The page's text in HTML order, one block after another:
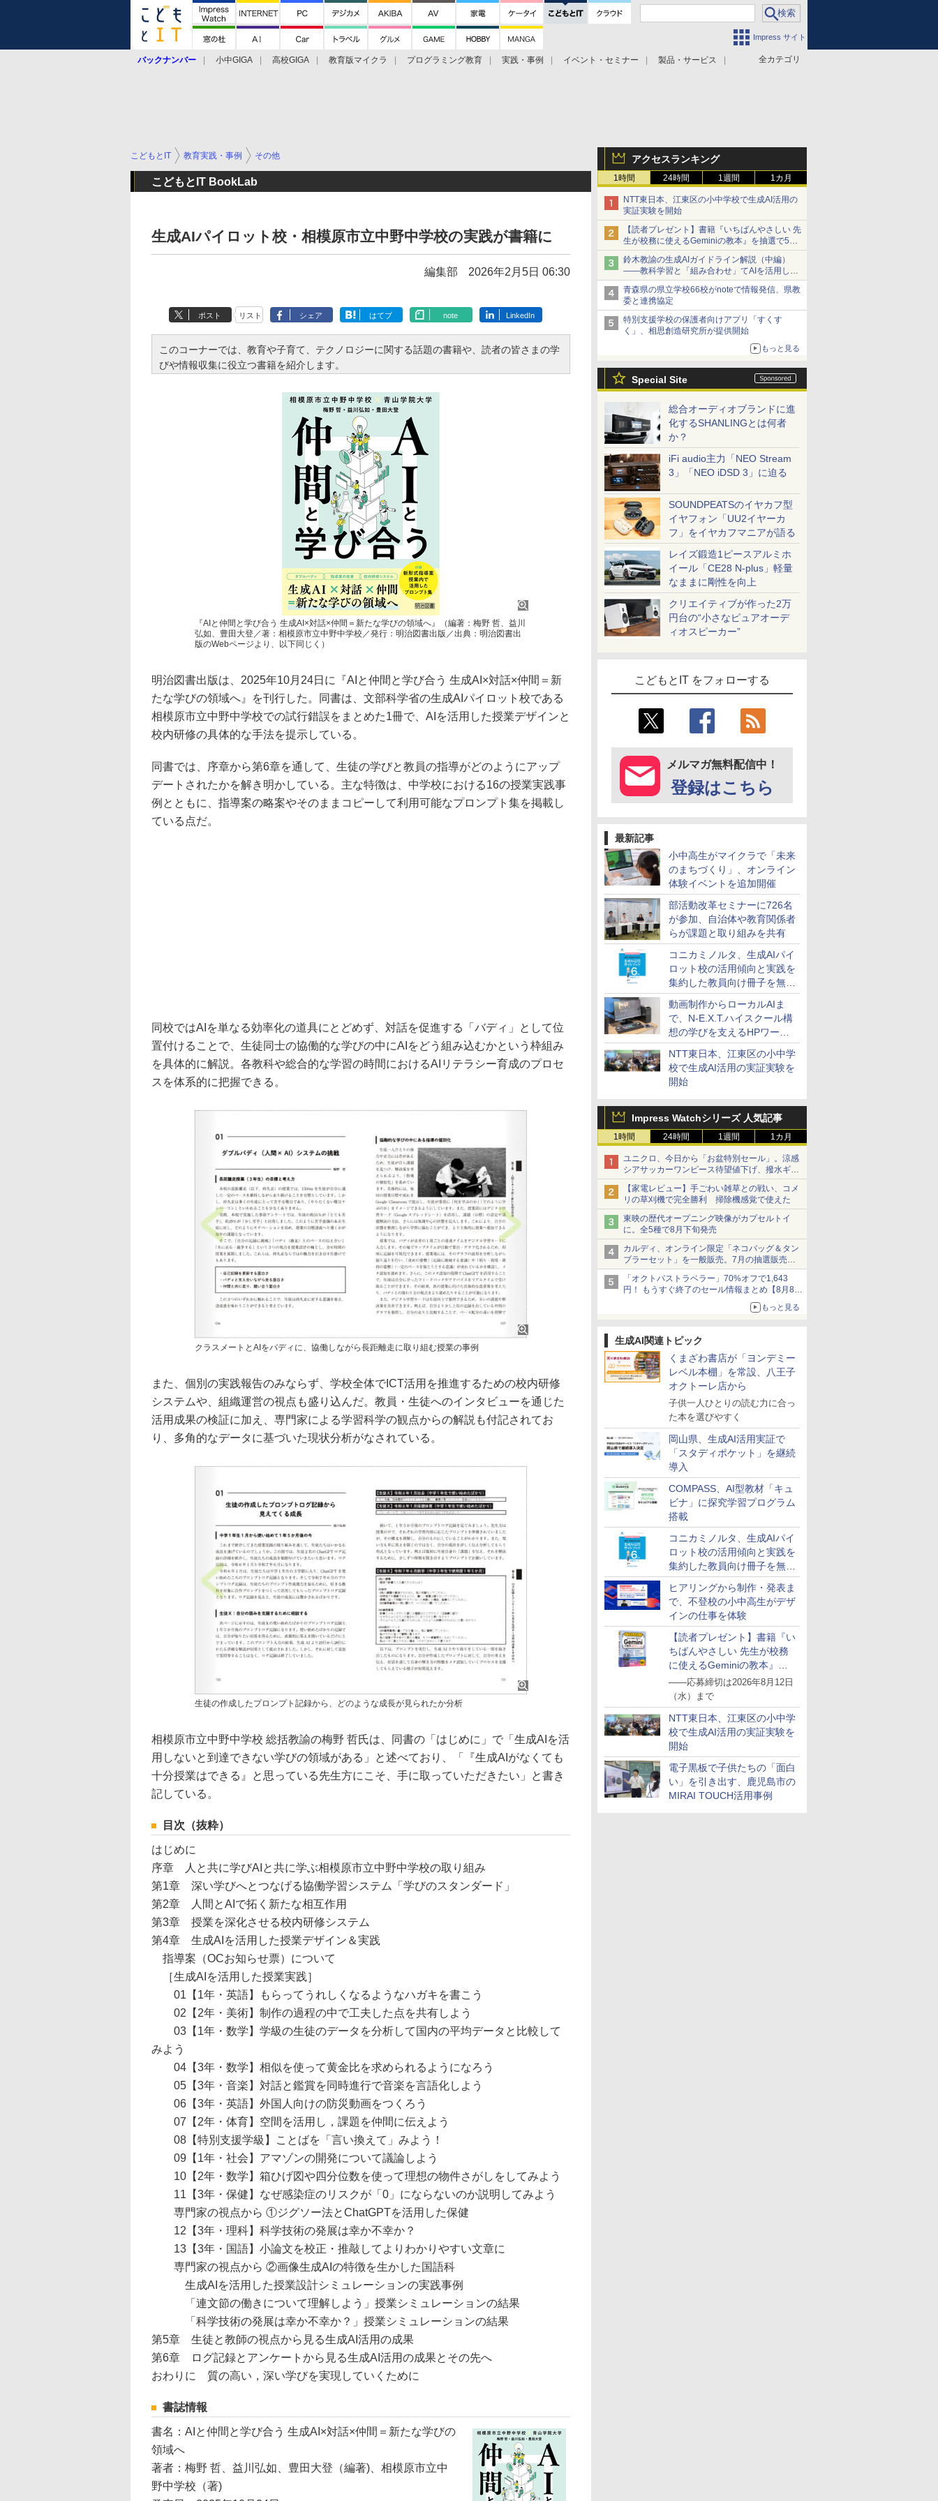
Impress サイト
全カテゴリ
バックナンバー 小中GIGA 高校GIGA 教育版マイクラ プログラミング教育 実践・事例 イベント・セミナー 製品・サービス
アクセスランキング
1時間 24時間 1週間 1カ月
NTT東日本、江東区の小中学校で生成AI活用の
実証実験を開始
【読者プレゼント】書籍『いちばんやさしい 先
生が校務に使えるGeminiの教本』を抽選で5名
様にプレゼント ――応募締切は2026年8月12
日（水）まで
鈴木教諭の生成AIガイドライン解説（中編）
――教科学習と「組み合わせ」てAIを活用し、
AIを学ぶ
青森県の県立学校66校がnoteで情報発信、県教
委と連携協定
特別支援学校の保護者向けアプリ「すくす
く」、相思創造研究所が提供開始
もっと見る
Special Site
総合オーディオブランドに進
化するSHANLINGとは何者
か？
iFi audio主力「NEO Stream
3」「NEO iDSD 3」に迫る
SOUNDPEATSのイヤカフ型
イヤフォン「UU2イヤーカ
フ」をイヤカフマニアが語る
レイズ鍛造1ピースアルミホ
イール「CE28 N-plus」軽量
なままに剛性を向上
クリエイティブが作った2万
円台の“小さなピュアオーデ
ィオスピーカー”
こどもとIT をフォローする
メルマガ無料配信中！
登録はこちら
最新記事
小中高生がマイクラで「未来
のまちづくり」、オンライン
体験イベントを追加開催
部活動改革セミナーに726名
が参加、自治体や教育関係者
らが課題と取り組みを共有
コニカミノルタ、生成AIパイ
ロット校の活用傾向と実践を
集約した教員向け冊子を無料
公開
動画制作からローカルAIま
で、N-E.X.T.ハイスクール構
想の学びを支えるHPワーク
ステーション
NTT東日本、江東区の小中学
校で生成AI活用の実証実験を
開始
Impress Watchシリーズ 人気記事
1時間 24時間 1週間 1カ月
ユニクロ、今日から「お盆特別セール」。涼感
シアサッカーワンピース待望値下げ、撥水ギア
ショーツは1990円に
【家電レビュー】手ごわい雑草との戦い、コメ
リの草刈機で完全勝利 掃除機感覚で使えた
東映の歴代オープニング映像がカプセルトイ
に。全5種で8月下旬発売
カルディ、オンライン限定「ネコバッグ＆タン
ブラーセット」を一般販売。7月の抽選販売の
当選無効分
「オクトパストラベラー」70%オフで1,643
円！ もうすぐ終了のセール情報まとめ【8月8日
ニンテンドーeショップでは「大神 絶景版」が
もっと見る
生成AI関連トピック
くまざわ書店が「ヨンデミー
レベル本棚」を常設、八王子
オクトーレ店から
子供一人ひとりの読む力に合っ
た本を選びやすく
岡山県、生成AI活用実証で
「スタディポケット」を継続
導入
COMPASS、AI型教材「キュ
ビナ」に探究学習プログラム
搭載
コニカミノルタ、生成AIパイ
ロット校の活用傾向と実践を
集約した教員向け冊子を無料
公開
ヒアリングから制作・発表ま
で、不登校の小中高生がデザ
インの仕事を体験
【読者プレゼント】書籍『い
ちばんやさしい 先生が校務
に使えるGeminiの教本』を
抽選で5名様にプレゼント
――応募締切は2026年8月12日
（水）まで
NTT東日本、江東区の小中学
校で生成AI活用の実証実験を
開始
電子黒板で子供たちの「面白
い」を引き出す、鹿児島市の
MIRAI TOUCH活用事例
こどもとIT 教育実践・事例 その他
こどもとIT BookLab
生成AIパイロット校・相模原市立中野中学校の実践が書籍に
編集部 2026年2月5日 06:30
ポスト リスト シェア はてブ note LinkedIn
このコーナーでは、教育や子育て、テクノロジーに関する話題の書籍や、読者の皆さまの学
びや情報収集に役立つ書籍を紹介します。
『AIと仲間と学び合う 生成AI×対話×仲間＝新たな学びの領域へ』（編著：梅野 哲、益川
弘如、豊田大登／著：相模原市立中野中学校／発行：明治図書出版／出典：明治図書出
版のWebページより、以下同じく）
明治図書出版は、2025年10月24日に『AIと仲間と学び合う 生成AI×対話×仲間＝新
たな学びの領域へ』を刊行した。同書は、文部科学省の生成AIパイロット校である
相模原市立中野中学校での試行錯誤をまとめた1冊で、AIを活用した授業デザインと
校内研修の具体的な手法を提示している。
同書では、序章から第6章を通して、生徒の学びと教員の指導がどのようにアップ
デートされたかを解き明かしている。主な特徴は、中学校における16の授業実践事
例とともに、指導案の略案やそのままコピーして利用可能なプロンプト集を掲載し
ている点だ。
同校ではAIを単なる効率化の道具にとどめず、対話を促進する「バディ」として位
置付けることで、生徒同士の協働的な学びの中にAIをどう組み込むかという枠組み
を具体的に解説。各教科や総合的な学習の時間におけるAIリテラシー育成のプロセ
スを体系的に把握できる。
クラスメートとAIをバディに、協働しながら長距離走に取り組む授業の事例
また、個別の実践報告のみならず、学校全体でICT活用を推進するための校内研修
システムや、組織運営の視点も盛り込んだ。教員・生徒へのインタビューを通じた
活用成果の検証に加え、専門家による学習科学の観点からの解説も付記されてお
り、多角的なデータに基づいた現状分析がなされている。
生徒の作成したプロンプト記録から、どのような成長が見られたか分析
相模原市立中野中学校 総括教諭の梅野 哲氏は、同書の「はじめに」で「生成AIを活
用しないと到達できない学びの領域がある」と述べており、「『生成AIがなくても
十分授業はできる』と思っている先生方にこそ、手に取っていただきたい」と書き
記している。
目次（抜粋）
はじめに
序章 人と共に学びAIと共に学ぶ相模原市立中野中学校の取り組み
第1章 深い学びへとつなげる協働学習システム「学びのスタンダード」
第2章 人間とAIで拓く新たな相互作用
第3章 授業を深化させる校内研修システム
第4章 生成AIを活用した授業デザイン＆実践
指導案（OCお知らせ票）について
［生成AIを活用した授業実践］
01【1年・英語】もらってうれしくなるようなハガキを書こう
02【2年・美術】制作の過程の中で工夫した点を共有しよう
03【1年・数学】学級の生徒のデータを分析して国内の平均データと比較して
みよう
04【3年・数学】相似を使って黄金比を求められるようになろう
05【3年・音楽】対話と鑑賞を同時進行で音楽を言語化しよう
06【3年・英語】外国人向けの防災動画をつくろう
07【2年・体育】空間を活用し，課題を仲間に伝えよう
08【特別支援学級】ことばを「言い換えて」みよう！
09【1年・社会】アマゾンの開発について議論しよう
10【2年・数学】箱ひげ図や四分位数を使って理想の物件さがしをしてみよう
11【3年・保健】なぜ感染症のリスクが「0」にならないのか説明してみよう
専門家の視点から ①ジグソー法とChatGPTを活用した保健
12【3年・理科】科学技術の発展は幸か不幸か？
13【3年・国語】小論文を校正・推敲してよりわかりやすい文章に
専門家の視点から ②画像生成AIの特徴を生かした国語科
生成AIを活用した授業設計シミュレーションの実践事例
「連文節の働きについて理解しよう」授業シミュレーションの結果
「科学技術の発展は幸か不幸か？」授業シミュレーションの結果
第5章 生徒と教師の視点から見る生成AI活用の成果
第6章 ログ記録とアンケートから見る生成AI活用の成果とその先へ
おわりに 質の高い，深い学びを実現していくために
書誌情報
書名：AIと仲間と学び合う 生成AI×対話×仲間＝新たな学びの
領域へ
著者：梅野 哲、益川弘如、豊田大登（編著)、相模原市立中
野中学校（著)